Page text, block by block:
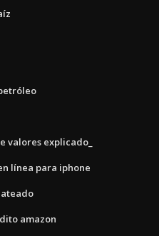
valores explicado_
línea para iphone
amazon